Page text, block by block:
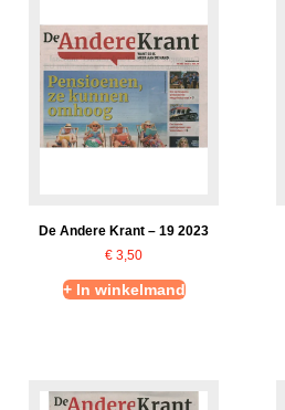
De Andere Krant – 19 2023
€ 3,50
+ In winkelmand